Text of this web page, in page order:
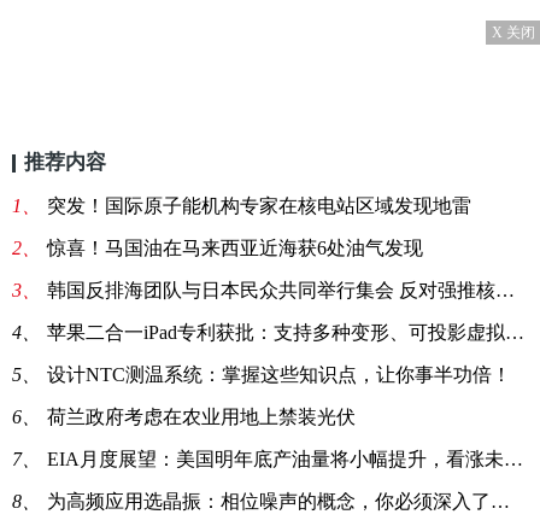
X 关闭
推荐内容
1、 突发！国际原子能机构专家在核电站区域发现地雷
2、 惊喜！马国油在马来西亚近海获6处油气发现
3、 韩国反排海团队与日本民众共同举行集会 反对强推核污染水排海
4、 苹果二合一iPad专利获批：支持多种变形、可投影虚拟键盘
5、 设计NTC测温系统：掌握这些知识点，让你事半功倍！
6、 荷兰政府考虑在农业用地上禁装光伏
7、 EIA月度展望：美国明年底产油量将小幅提升，看涨未来油价
8、 为高频应用选晶振：相位噪声的概念，你必须深入了解一下！